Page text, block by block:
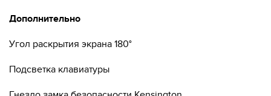
Дополнительно
Угол раскрытия экрана 180°
Подсветка клавиатуры